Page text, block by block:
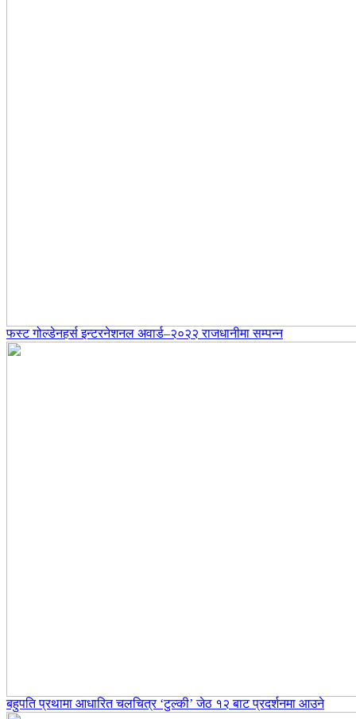
फस्ट गोल्डेनहर्स इन्टरनेशनल अवार्ड–२०२२ राजधानीमा सम्पन्न
बहुपति प्रथामा आधारित चलचित्र ‘टुल्की’ जेठ १२ बाट प्रदर्शनमा आउने